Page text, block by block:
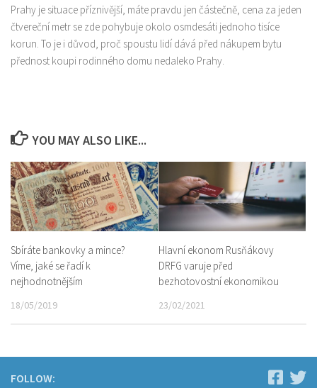
Prahy je situace příznivější, máte pravdu jen částečně, cena za jeden
čtvereční metr se zde pohybuje okolo osmdesáti jednoho tisíce
korun. To je i důvod, proč spoustu lidí dává před nákupem bytu
přednost koupi rodinného domu nedaleko Prahy.
YOU MAY ALSO LIKE...
Sbíráte bankovky a mince?
Víme, jaké se řadí k
nejhodnotnějším
18/05/2019
Hlavní ekonom Rusňákovy
DRFG varuje před
bezhotovostní ekonomikou
23/02/2021
FOLLOW: